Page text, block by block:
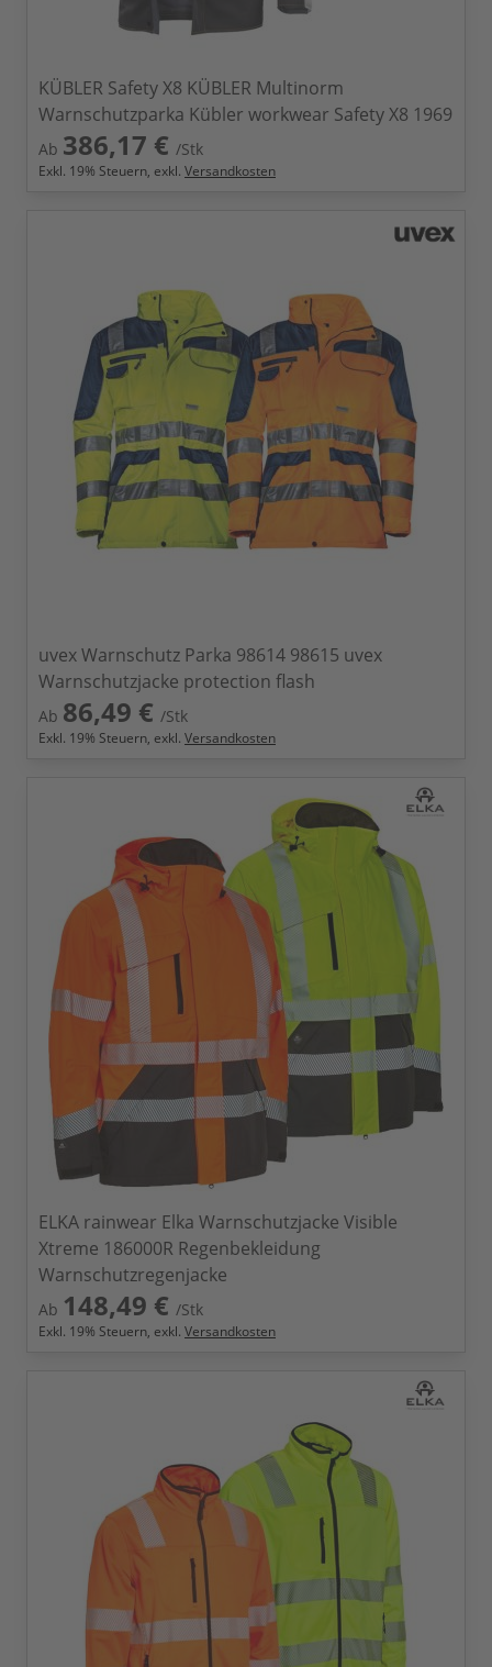
KÜBLER Safety X8 KÜBLER Multinorm
Warnschutzparka Kübler workwear Safety X8 1969
Ab 386,17 € /Stk
Exkl. 19% Steuern, exkl. Versandkosten
uvex Warnschutz Parka 98614 98615 uvex
Warnschutzjacke protection flash
Ab 86,49 € /Stk
Exkl. 19% Steuern, exkl. Versandkosten
ELKA rainwear Elka Warnschutzjacke Visible
Xtreme 186000R Regenbekleidung
Warnschutzregenjacke
Ab 148,49 € /Stk
Exkl. 19% Steuern, exkl. Versandkosten